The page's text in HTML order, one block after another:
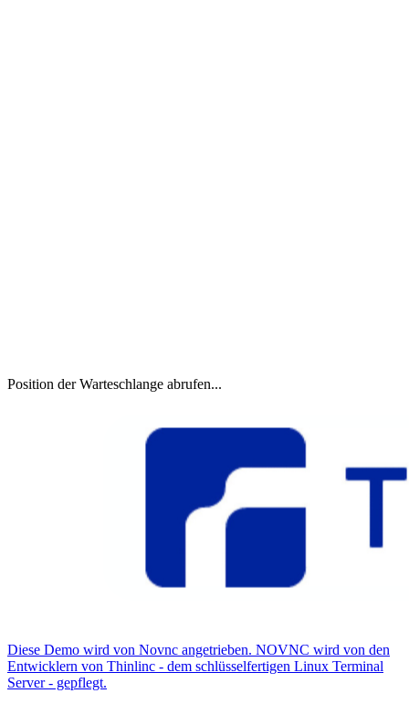
Position der Warteschlange abrufen...
Diese Demo wird von Novnc angetrieben. NOVNC wird von den
Entwicklern von Thinlinc - dem schlüsselfertigen Linux Terminal
Server - gepflegt.